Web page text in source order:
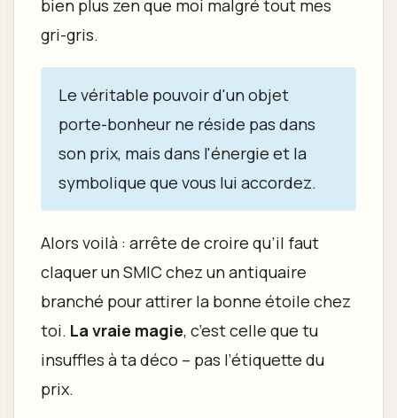
bien plus zen que moi malgré tout mes
gri-gris.
Le véritable pouvoir d'un objet
porte-bonheur ne réside pas dans
son prix, mais dans l'énergie et la
symbolique que vous lui accordez.
Alors voilà : arrête de croire qu’il faut
claquer un SMIC chez un antiquaire
branché pour attirer la bonne étoile chez
toi. La vraie magie, c’est celle que tu
insuffles à ta déco – pas l’étiquette du
prix.